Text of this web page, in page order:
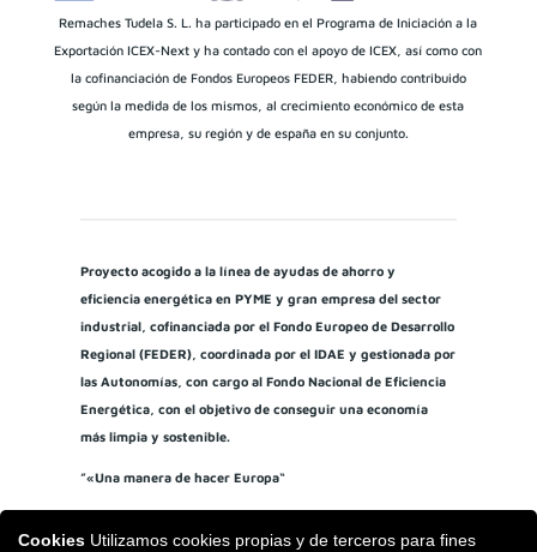
Remaches Tudela S. L. ha participado en el Programa de Iniciación a la
Exportación ICEX-Next y ha contado con el apoyo de ICEX, así como con
la cofinanciación de Fondos Europeos FEDER, habiendo contribuido
según la medida de los mismos, al crecimiento económico de esta
empresa, su región y de españa en su conjunto.
Proyecto acogido a la línea de ayudas de ahorro y
eficiencia energética en PYME y gran empresa del sector
industrial, cofinanciada por el Fondo Europeo de Desarrollo
Regional (FEDER), coordinada por el IDAE y gestionada por
las Autonomías, con cargo al Fondo Nacional de Eficiencia
Energética, con el objetivo de conseguir una economía
más limpia y sostenible.
”«Una manera de hacer Europa“
Cookies Utilizamos cookies propias y de terceros para fines